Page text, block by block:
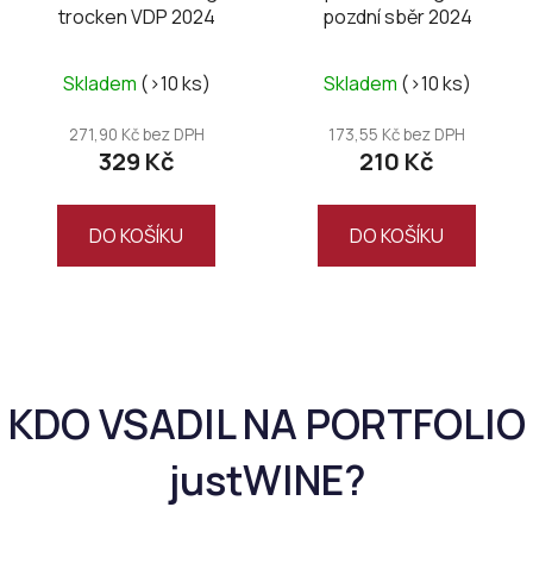
trocken VDP 2024
Skladem (>10 ks)
271,90 Kč bez DPH
329 Kč
DO KOŠÍKU
pozdní sběr 2024
Skladem (>10 ks)
173,55 Kč bez DPH
210 Kč
DO KOŠÍKU